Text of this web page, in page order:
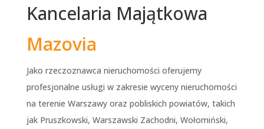
Kancelaria Majątkowa
Mazovia
Jako rzeczoznawca nieruchomości oferujemy
profesjonalne usługi w zakresie wyceny nieruchomości
na terenie Warszawy oraz pobliskich powiatów, takich
jak Pruszkowski, Warszawski Zachodni, Wołomiński,